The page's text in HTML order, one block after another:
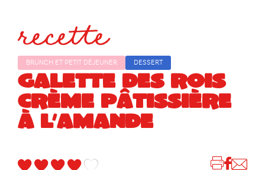
recette
BRUNCH ET PETIT DÉJEUNER DESSERT
GALETTE DES ROIS
CRÈME PÂTISSIÈRE
À L’AMANDE